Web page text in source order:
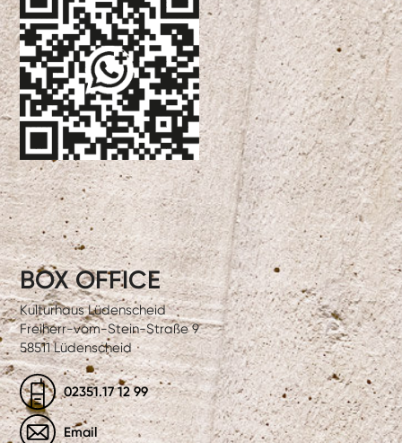
BOX OFFICE
Kulturhaus Lüdenscheid
Freiherr-vom-Stein-Straße 9
58511 Lüdenscheid
02351.17 12 99
Email